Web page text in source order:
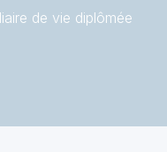
de vie diplômée